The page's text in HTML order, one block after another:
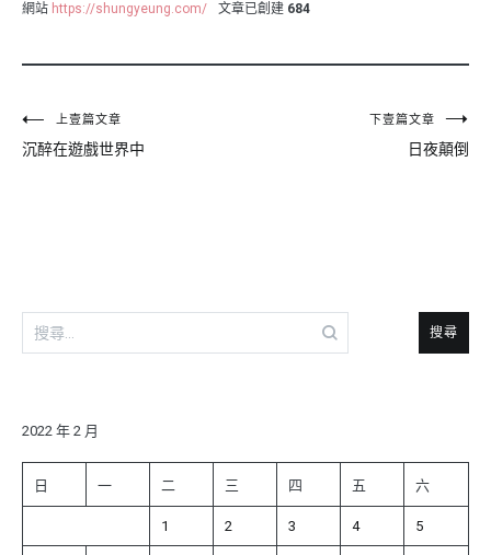
網站 https://shungyeung.com/ 文章已創建 684
文
章
上壹篇文章
沉醉在遊戲世界中
下壹篇文章
日夜顛倒
搜
尋
字:
2022 年 2 月
日 一 二 三 四 五 六
1 2 3 4 5